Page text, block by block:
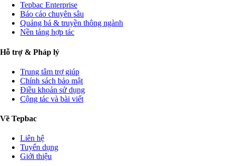
Tepbac Enterprise
Báo cáo chuyên sâu
Quảng bá & truyền thông ngành
Nền tảng hợp tác
Hỗ trợ & Pháp lý
Trung tâm trợ giúp
Chính sách bảo mật
Điều khoản sử dụng
Cộng tác và bài viết
Về Tepbac
Liên hệ
Tuyển dụng
Giới thiệu